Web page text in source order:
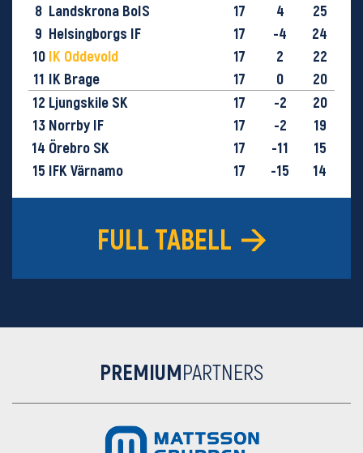
8 Landskrona BoIS 17 4
25
9 Helsingborgs IF 17 -4
24
10 IK Oddevold 17 2
22
11 IK Brage 17 0
20
12 Ljungskile SK 17 -2
20
13 Norrby IF 17 -2
19
14 Örebro SK 17 -11
15
15 IFK Värnamo 17 -15
14
FULL TABELL
PREMIUMPARTNERS